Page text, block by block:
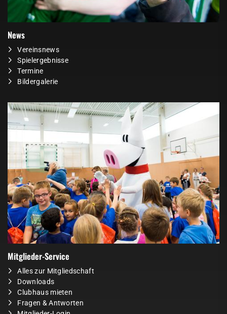
News
Vereinsnews
Spielergebnisse
Termine
Bildergalerie
Mitglieder-Service
Alles zur Mitgliedschaft
Downloads
Clubhaus mieten
Fragen & Antworten